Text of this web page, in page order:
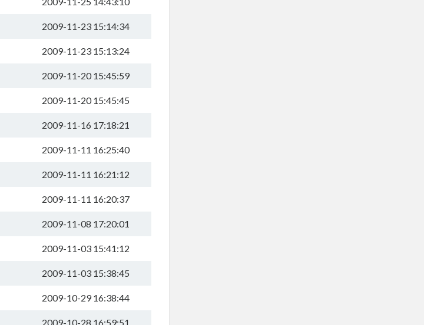
2009-11-23 15:14:34
2009-11-23 15:13:24
2009-11-20 15:45:59
2009-11-20 15:45:45
2009-11-16 17:18:21
2009-11-11 16:25:40
2009-11-11 16:21:12
2009-11-11 16:20:37
2009-11-08 17:20:01
2009-11-03 15:41:12
2009-11-03 15:38:45
2009-10-29 16:38:44
2009-10-28 16:59:51